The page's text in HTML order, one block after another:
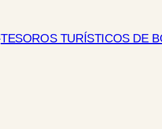
TESOROS TURÍSTICOS DE